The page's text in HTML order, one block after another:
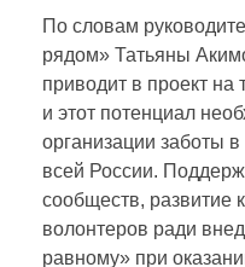
Ф
о
р
у
По словам
рядом» Татьяны
приводит в проект на
и этот потенциал
организации заботы
всей России.
сообществ, развитие
волонтеров ради
равному» при